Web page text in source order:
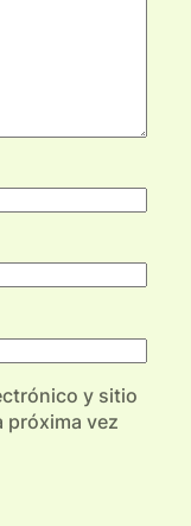
y sitio
próxima vez